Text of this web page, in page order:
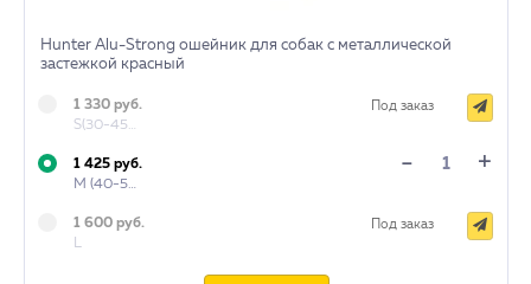
Hunter Alu-Strong ошейник для собак с металлической
застежкой красный
1 330 руб.
S(30-45см)
Под заказ
1 425 руб.
M (40-55 см)
- +
1 600 руб.
L
Под заказ